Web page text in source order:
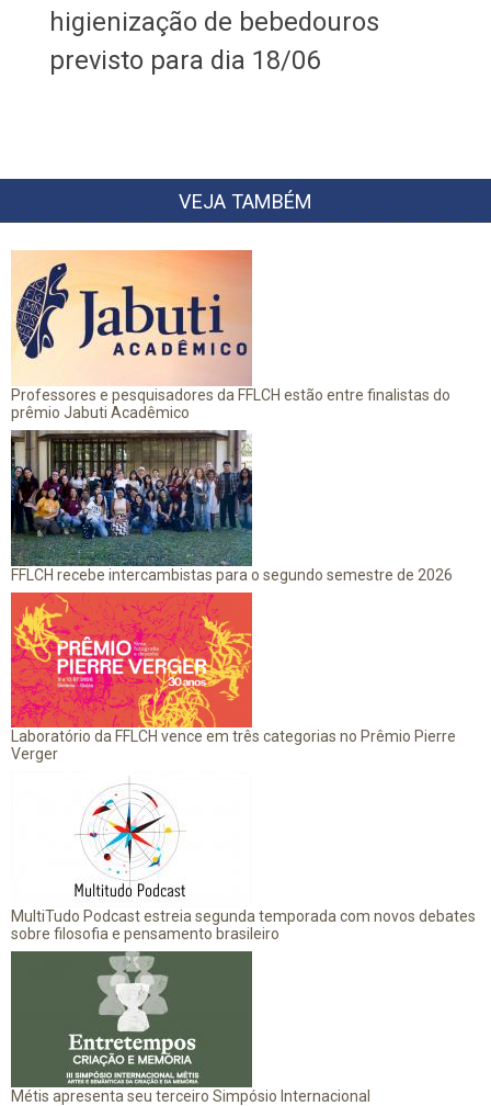
higienização de bebedouros
previsto para dia 18/06
VEJA TAMBÉM
Professores e pesquisadores da FFLCH estão entre finalistas do
prêmio Jabuti Acadêmico
FFLCH recebe intercambistas para o segundo semestre de 2026
Laboratório da FFLCH vence em três categorias no Prêmio Pierre
Verger
MultiTudo Podcast estreia segunda temporada com novos debates
sobre filosofia e pensamento brasileiro
Métis apresenta seu terceiro Simpósio Internacional